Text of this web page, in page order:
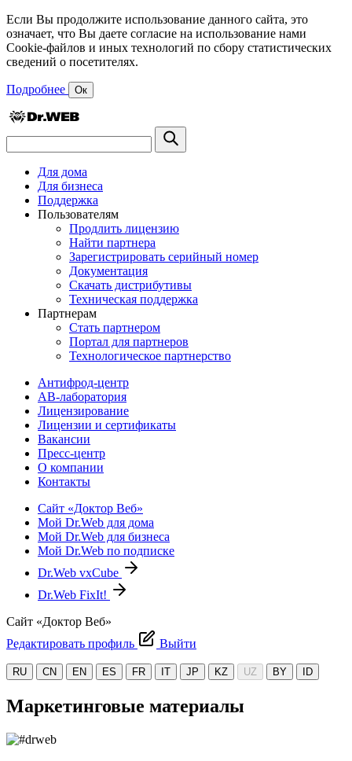
Если Вы продолжите использование данного сайта, это
означает, что Вы даете согласие на использование нами
Cookie-файлов и иных технологий по сбору статистических
сведений о посетителях.
Подробнее Ок
Для дома
Для бизнеса
Поддержка
Пользователям
Продлить лицензию
Найти партнера
Зарегистрировать серийный номер
Документация
Скачать дистрибутивы
Техническая поддержка
Партнерам
Стать партнером
Портал для партнеров
Технологическое партнерство
Антифрод-центр
АВ-лаборатория
Лицензирование
Лицензии и сертификаты
Вакансии
Пресс-центр
О компании
Контакты
Сайт «Доктор Веб»
Мой Dr.Web для дома
Мой Dr.Web для бизнеса
Мой Dr.Web по подписке
Dr.Web vxCube
Dr.Web FixIt!
Сайт «Доктор Веб»
Редактировать профиль
Выйти
RU CN EN ES FR IT JP KZ UZ BY ID
Маркетинговые материалы